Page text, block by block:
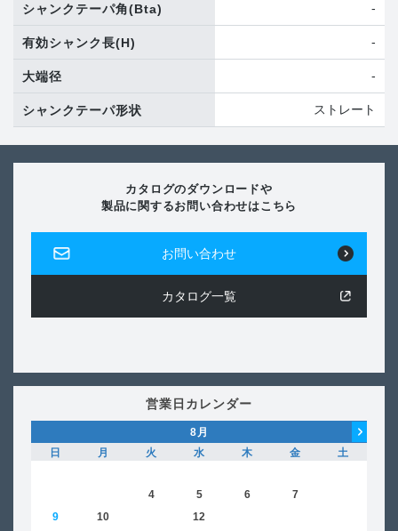
シャンクテーパ角(Bta) -
有効シャンク長(H) -
大端径 -
シャンクテーパ形状 ストレート
カタログのダウンロードや
製品に関するお問い合わせはこちら
お問い合わせ
カタログ一覧
営業日カレンダー
8 月
日
月 火 水 木 金
土
4 5 6 7
9
10 12